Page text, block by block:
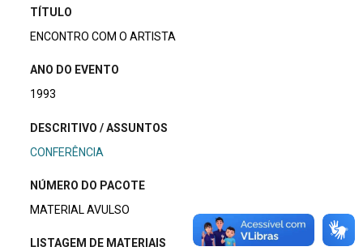
TÍTULO
ENCONTRO COM O ARTISTA
ANO DO EVENTO
1993
DESCRITIVO / ASSUNTOS
CONFERÊNCIA
NÚMERO DO PACOTE
MATERIAL AVULSO
LISTAGEM DE MATERIAIS